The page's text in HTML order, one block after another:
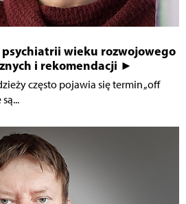
psychiatrii wieku rozwojowego
i rekomendacji ►
często pojawia się termin „off